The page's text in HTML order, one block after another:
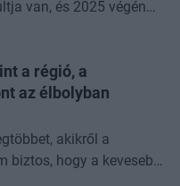
van, és 2025 végén
a régió, a
az élbolyban
akikről a
biztos, hogy a kevesebb